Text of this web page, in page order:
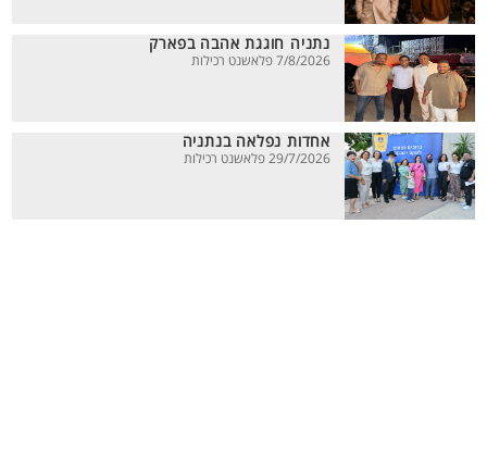
נתניה חוגגת אהבה בפארק
7/8/2026 פלאשנט רכילות
אחדות נפלאה בנתניה
29/7/2026 פלאשנט רכילות